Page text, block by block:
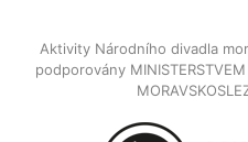
Aktivity Národního divadla
podporovány MINISTERSTVEM